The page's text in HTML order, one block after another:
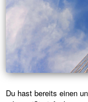
Du hast bereits einen